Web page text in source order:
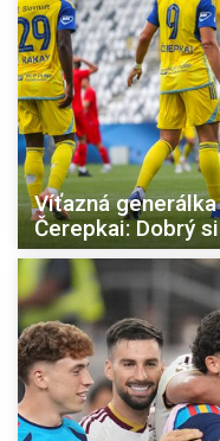
Víťazná
Čerepkai: Dobrý